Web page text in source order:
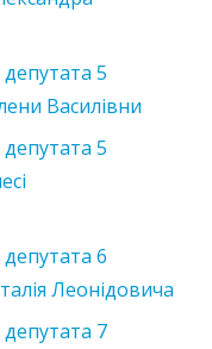
депутата 5
Василівни
депутата 5
депутата 6
Леонідовича
депутата 7